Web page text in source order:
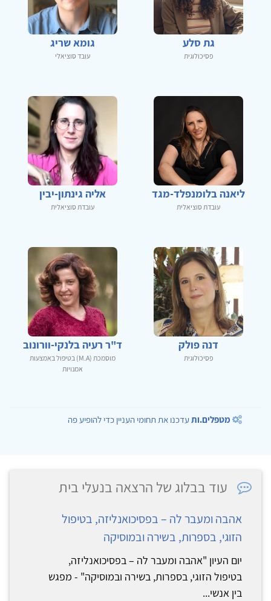
גת סלע
פסיכולוגית
גומא שריג
עובד סוציאלי
ליאנה בלומנפלד-מגד
עובדת סוציאלית
אליה גינתון-יבין
עובדת סוציאלית
דנה פולק
פסיכולוגית
ד"ר רעיה בלנקי-וורונוב
מוסמכת (M.A) בטיפול באמצעות
אמנויות
מטפלים.ותעדכנו את תחומי העניין כדי להופיע פה
עוד בבלוג של הרצאה בנעלי בית
אהבה ומעבר לה – בפסיכואנליזה, בטיפול
הזוגי, בספרות, בשירה ובמוסיקה
יום העיון "אהבה ומעבר לה – בפסיכואנליזה,
בטיפול הזוגי, בספרות, בשירה ובמוסיקה" - מפגש
בין אנשי...